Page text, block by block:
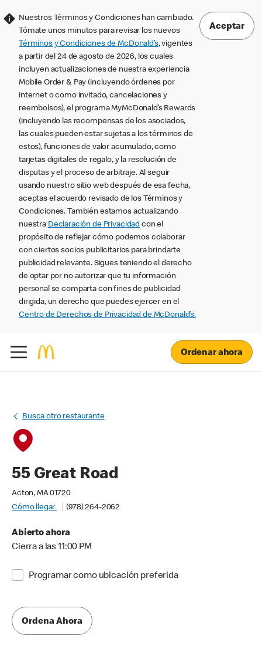
Nuestros Términos y Condiciones han cambiado.
Tómate unos minutos para revisar los nuevos
Términos y Condiciones de McDonald’s, vigentes
a partir del 24 de agosto de 2026, los cuales
incluyen actualizaciones de nuestra experiencia
Mobile Order & Pay (incluyendo órdenes por
internet o como invitado, cancelaciones y
reembolsos), el programa MyMcDonald’s Rewards
(incluyendo las recompensas de los asociados,
las cuales pueden estar sujetas a los términos de
estos), funciones de valor acumulado, como
tarjetas digitales de regalo, y la resolución de
disputas y el proceso de arbitraje. Al seguir
usando nuestro sitio web después de esa fecha,
aceptas el acuerdo revisado de los Términos y
Condiciones. También estamos actualizando
nuestra Declaración de Privacidad con el
propósito de reflejar cómo podemos colaborar
con ciertos socios publicitarios para brindarte
publicidad relevante. Sigues teniendo el derecho
de optar por no autorizar que tu información
personal se comparta con fines de publicidad
dirigida, un derecho que puedes ejercer en el
Centro de Derechos de Privacidad de McDonald’s.
Aceptar
Ordenar ahora
Busca otro restaurante
55 Great Road
Acton, MA 01720
Cómo llegar
(978) 264-2062
Abierto ahora
Cierra a las 11:00 PM
Programar como ubicación preferida
Ordena Ahora